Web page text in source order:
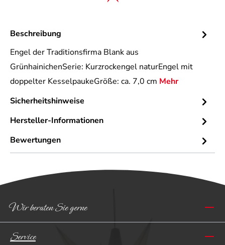
Beschreibung
Engel der Traditionsfirma Blank aus
GrünhainichenSerie: Kurzrockengel naturEngel mit
doppelter KesselpaukeGröße: ca. 7,0 cm Mehr
Sicherheitshinweise
Hersteller-Informationen
Bewertungen
Wir beraten Sie gerne
Service